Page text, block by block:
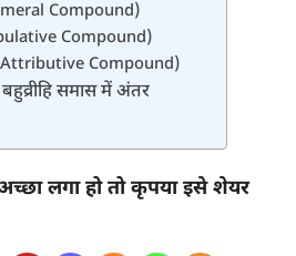
Compound)
Compound)
(Attributive Compound)
समास में अंतर
लगा हो तो कृपया इसे शेयर